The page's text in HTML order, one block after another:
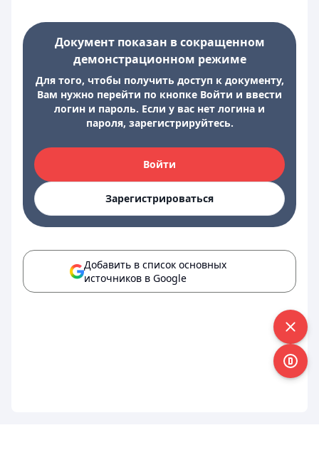
Документ показан в сокращенном
демонстрационном режиме
Для того, чтобы получить доступ к документу,
Вам нужно перейти по кнопке Войти и ввести
логин и пароль. Если у вас нет логина и
пароля, зарегистрируйтесь.
Войти
Зарегистрироваться
Добавить в список основных
источников в Google